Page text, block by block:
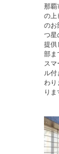
那覇
の上
のお
つ星
提供
部ま
ス
ル
わ
り